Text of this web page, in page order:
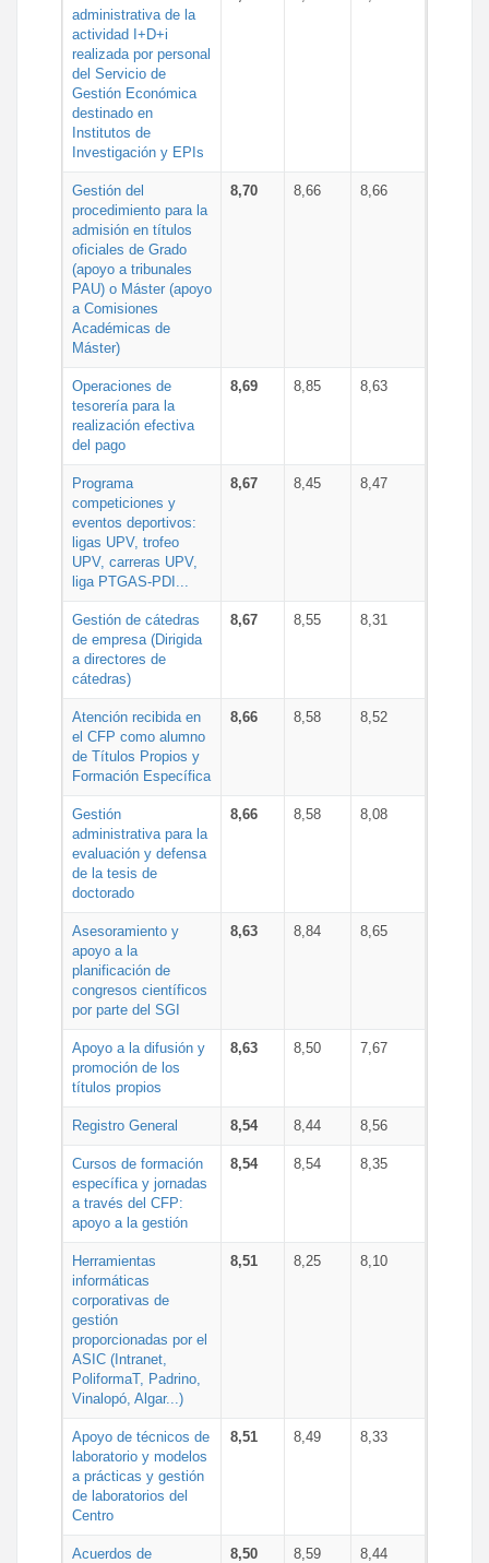
administrativa de la
actividad I+D+i
realizada por personal
del Servicio de
Gestión Económica
destinado en
Institutos de
Investigación y EPIs
Gestión del
procedimiento para la
admisión en títulos
oficiales de Grado
(apoyo a tribunales
PAU) o Máster (apoyo
a Comisiones
Académicas de
Máster)
8,70 8,66 8,66
Operaciones de
tesorería para la
realización efectiva
del pago
8,69 8,85 8,63
Programa
competiciones y
eventos deportivos:
ligas UPV, trofeo
UPV, carreras UPV,
liga PTGAS-PDI...
8,67 8,45 8,47
Gestión de cátedras
de empresa (Dirigida
a directores de
cátedras)
8,67 8,55 8,31
Atención recibida en
el CFP como alumno
de Títulos Propios y
Formación Específica
8,66 8,58 8,52
Gestión
administrativa para la
evaluación y defensa
de la tesis de
doctorado
8,66 8,58 8,08
Asesoramiento y
apoyo a la
planificación de
congresos científicos
por parte del SGI
8,63 8,84 8,65
Apoyo a la difusión y
promoción de los
títulos propios
8,63 8,50 7,67
Registro General 8,54 8,44 8,56
Cursos de formación
específica y jornadas
a través del CFP:
apoyo a la gestión
8,54 8,54 8,35
Herramientas
informáticas
corporativas de
gestión
proporcionadas por el
ASIC (Intranet,
PoliformaT, Padrino,
Vinalopó, Algar...)
8,51 8,25 8,10
Apoyo de técnicos de
laboratorio y modelos
a prácticas y gestión
de laboratorios del
Centro
8,51 8,49 8,33
Acuerdos de
8,50 8,59 8,44